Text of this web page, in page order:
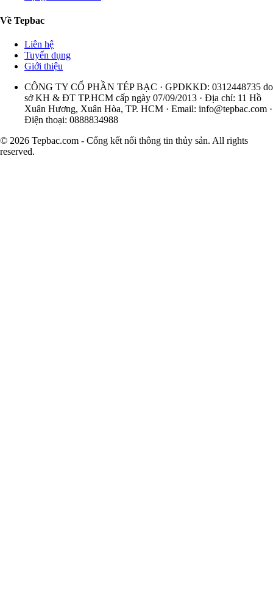
Về Tepbac
Liên hệ
Tuyển dụng
Giới thiệu
CÔNG TY CỔ PHẦN TÉP BẠC · GPDKKD: 0312448735 do
sở KH & ĐT TP.HCM cấp ngày 07/09/2013 · Địa chỉ: 11 Hồ
Xuân Hương, Xuân Hòa, TP. HCM · Email: info@tepbac.com ·
Điện thoại: 0888834988
© 2026 Tepbac.com - Cổng kết nối thông tin thủy sản. All rights
reserved.